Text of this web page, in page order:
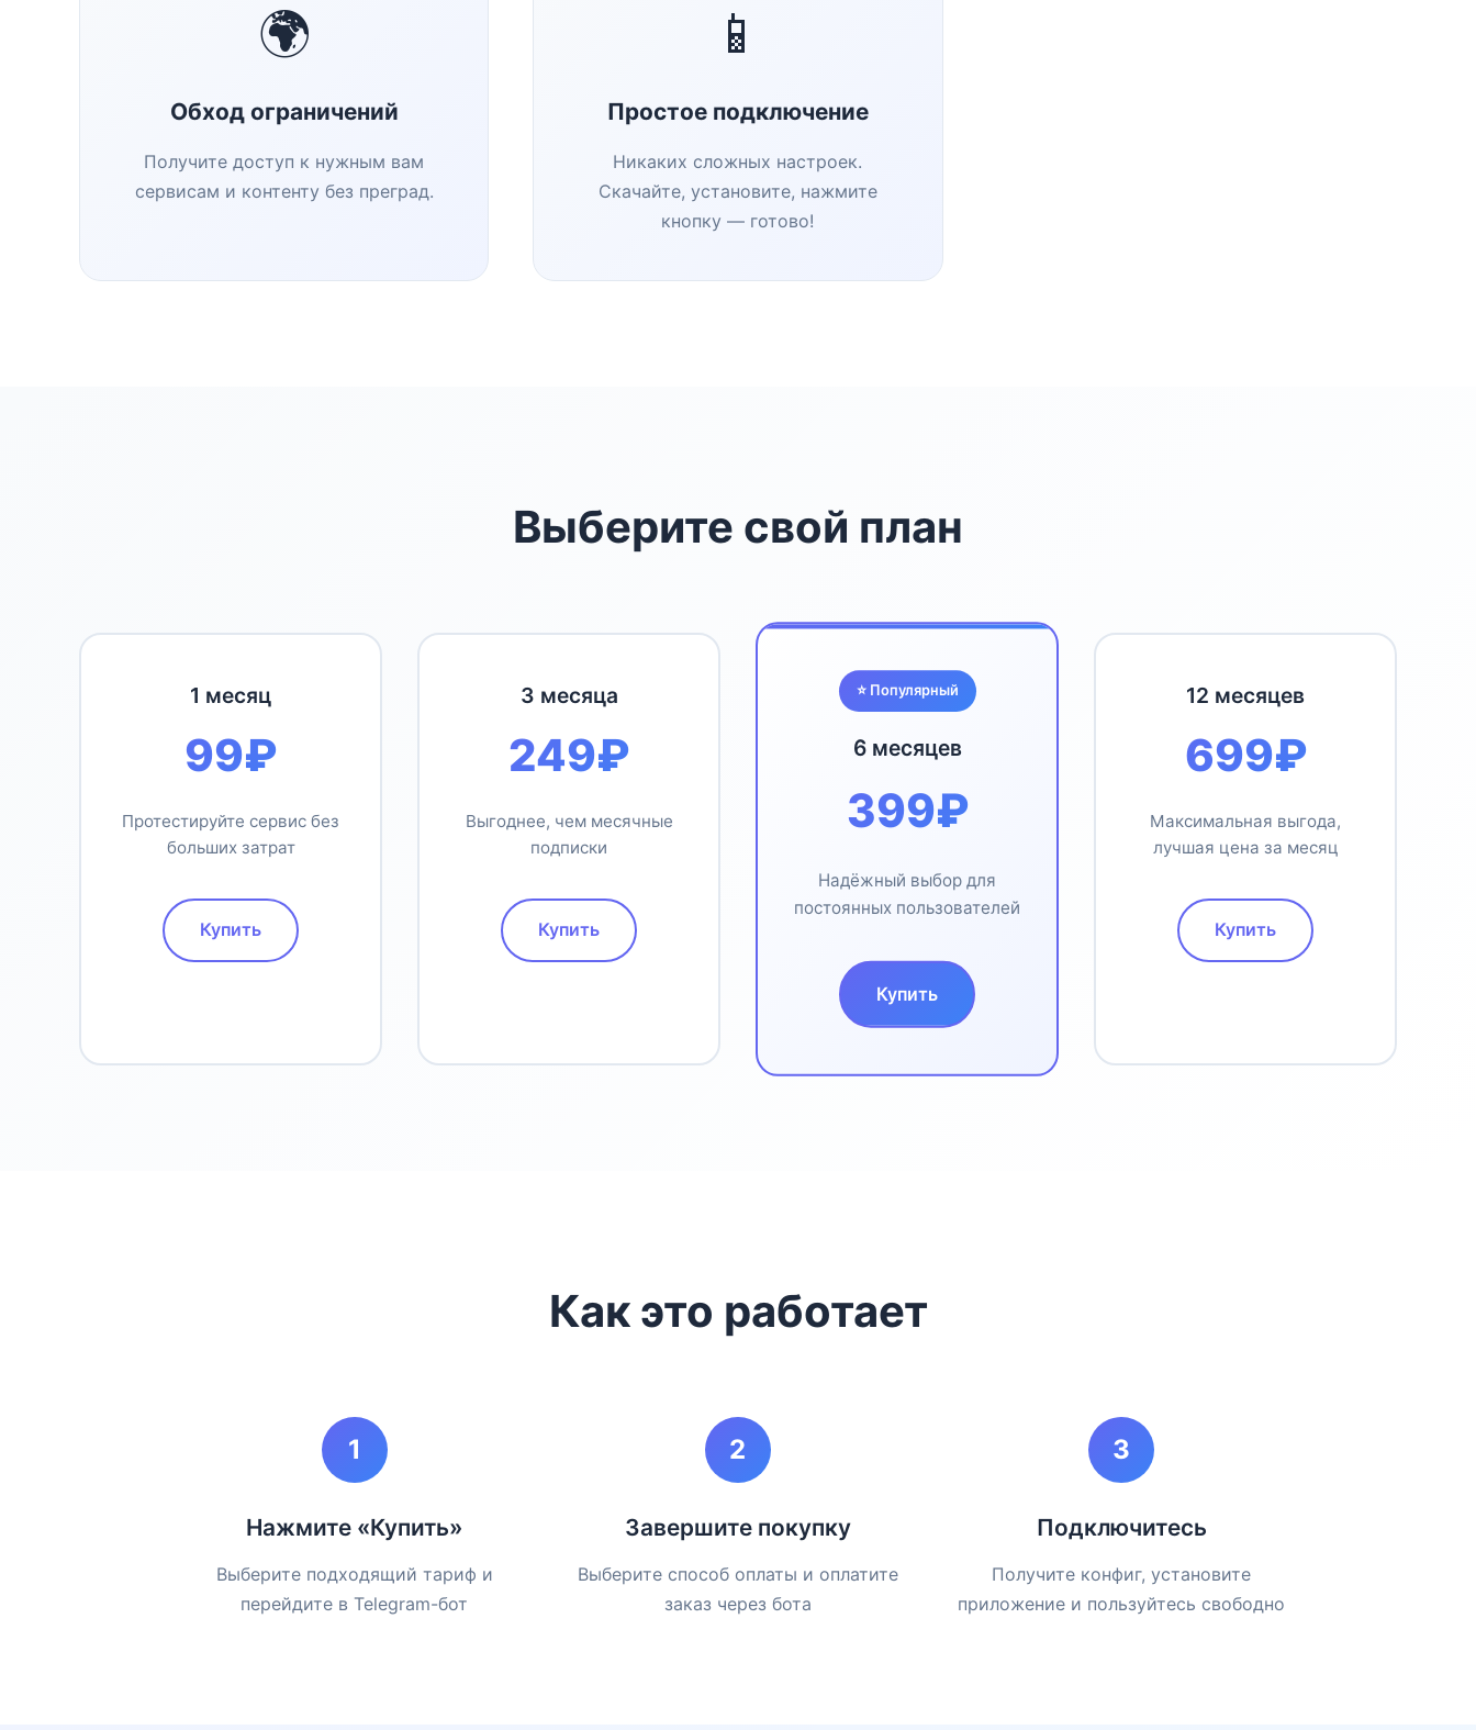
🌍
Обход ограничений
Получите доступ к нужным вам
сервисам и контенту без преград.
📱
Простое подключение
Никаких сложных настроек.
Скачайте, установите, нажмите
кнопку — готово!
Выберите свой план
1 месяц
99₽
Протестируйте сервис без
больших затрат
Купить
3 месяца
249₽
Выгоднее, чем месячные
подписки
Купить
⭐ Популярный
6 месяцев
399₽
Надёжный выбор для
постоянных пользователей
Купить
12 месяцев
699₽
Максимальная выгода,
лучшая цена за месяц
Купить
Как это работает
Нажмите «Купить»
Выберите подходящий тариф и
перейдите в Telegram-бот
Завершите покупку
Выберите способ оплаты и оплатите
заказ через бота
Подключитесь
Получите конфиг, установите
приложение и пользуйтесь свободно